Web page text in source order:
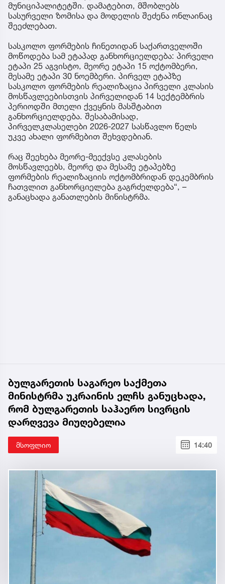
მუნიციპალიტეტში. დამატებით, მშობლებს
სასურველი ზომისა და მოდელის შეძენა ონლაინაც
შეეძლებათ.
სასკოლო ფორმების ჩინეთიდან საქართველოში
მოწოდება სამ ეტაპად განხორციელდება: პირველი
ეტაპი 25 აგვისტო, მეორე ეტაპი 15 ოქტომბერი,
მესამე ეტაპი 30 ნოემბერი. პირველ ეტაპზე
სასკოლო ფორმების რეალიზაცია პირველი კლასის
მოსწავლეებისთვის პირველიდან 14 სექტემბრის
პერიოდში მთელი ქვეყნის მასშტაბით
განხორციელდება. შესაბამისად,
პირველკლასელები 2026-2027 სასწავლო წელს
უკვე ახალი ფორმებით შეხვდებიან.
რაც შეეხება მეორე-მეექვსე კლასების
მოსწავლეებს, მეორე და მესამე ეტაპებზე
ფორმების რეალიზაციის ოქტომბრიდან დეკემბრის
ჩათვლით განხორციელება გაგრძელდება“, –
განაცხადა განათლების მინისტრმა.
ბულგარეთის საგარეო საქმეთა
მინისტრმა უკრაინის ელჩს განუცხადა,
რომ ბულგარეთის საჰაერო სივრცის
დარღვევა მიუღებელია
მსოფლიო 14:40